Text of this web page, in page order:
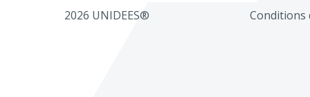
2026 UNIDEES® Conditions